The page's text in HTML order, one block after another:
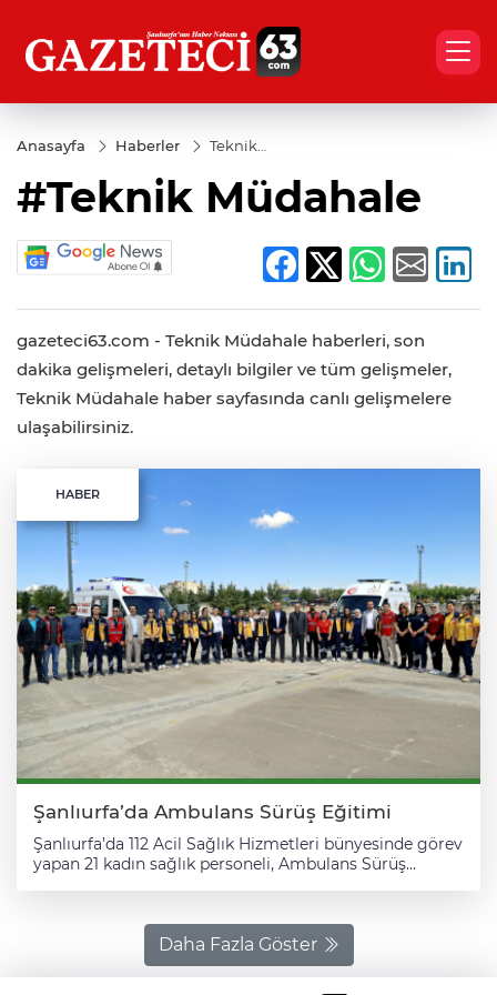
Anasayfa Haberler
Teknik
#Teknik Müdahale
gazeteci63.com - Teknik Müdahale haberleri, son
dakika gelişmeleri, detaylı bilgiler ve tüm gelişmeler,
Teknik Müdahale haber sayfasında canlı gelişmelere
ulaşabilirsiniz.
HABER
Şanlıurfa’da Ambulans Sürüş Eğitimi
Şanlıurfa’da 112 Acil Sağlık Hizmetleri bünyesinde görev
yapan 21 kadın sağlık personeli, Ambulans Sürüş
paramedik, ATT ve ambulans sürücüsünün aynı eğitim
programında yer aldığı çalışma, dikkat çeken bir
uygulama olarak değerlendirildi. Dört gün süren
eğitim programında katılımcılar; teorik dersler, ileri
Daha Fazla Göster